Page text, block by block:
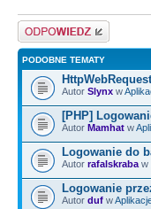
Odpowiedz
PODOBNE TEMATY
Autor Slynx w
[PHP]
Autor Mamhat w
Logowanie do
Autor rafalskrabaw
Logowanie
Autor duf w